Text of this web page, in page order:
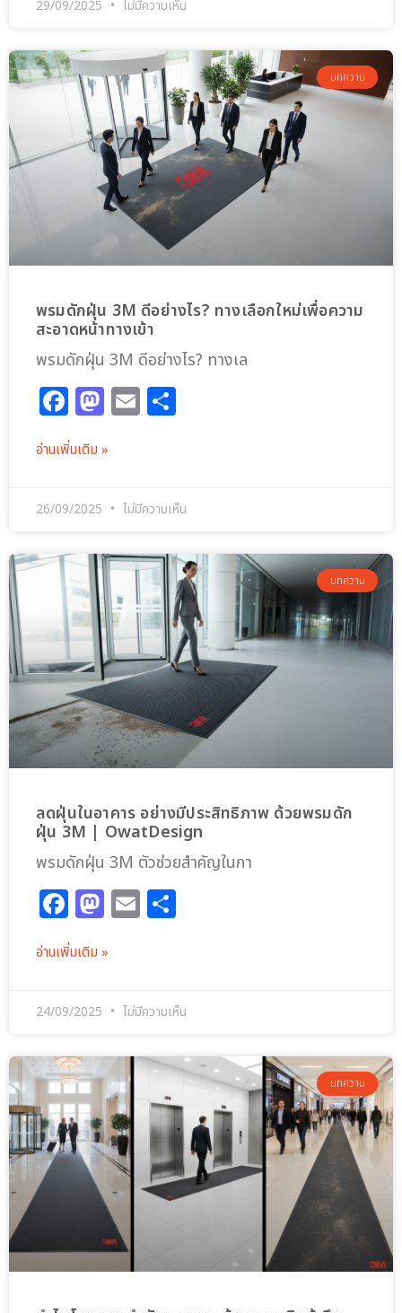
29/09/2025 ไม่มีความเห็น
บทความ
พรมดักฝุ่น 3M ดีอย่างไร? ทางเลือกใหม่เพื่อความ
สะอาดหน้าทางเข้า
พรมดักฝุ่น 3M ดีอย่างไร? ทางเล
Facebook
Mastodon
Email
อ่านเพิ่มเติม »
26/09/2025 ไม่มีความเห็น
บทความ
ลดฝุ่นในอาคาร อย่างมีประสิทธิภาพ ด้วยพรมดัก
ฝุ่น 3M | OwatDesign
พรมดักฝุ่น 3M ตัวช่วยสำคัญในกา
Facebook
Mastodon
Email
อ่านเพิ่มเติม »
24/09/2025 ไม่มีความเห็น
บทความ